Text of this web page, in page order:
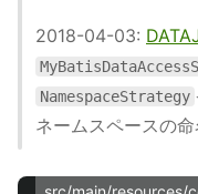
2018-04-03:
NamespaceStrategy
ネームスペースの